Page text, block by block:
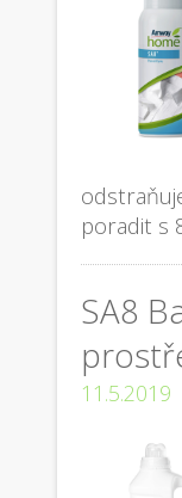
poradit s
SA8
11.5.2019